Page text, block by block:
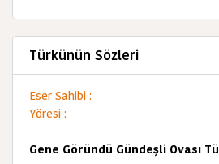
Türkünün Sözleri
Eser Sahibi :
Yöresi :
Gene Göründü Gündeşli Ovası